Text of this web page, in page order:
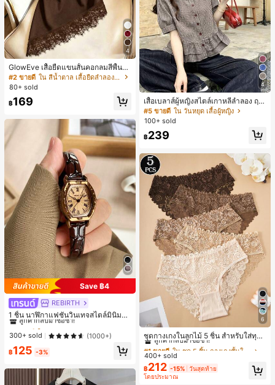
4
GlowEve เสื้อยืดแขนสั้นคอกลมสีพื้นลำ
ลองอเนกประสงค์สำหรับผู้หญิง
#2 ขายดี
ใน สีน้ำตาล เสื้อยืดลำลองพื้นฐาน
80+ sold
฿169
Save ฿4
REBIRTH
1 ชิ้น นาฬิกาแฟชั่นวินเทจสไตล์มินิมอล
เลขโรมันสำหรับผู้หญิง เหมาะสำหรับก
ารตกแต่งประจำวัน
#1 ขายดี
ลูกค้ากลับมาซื้อซ้ำ!
#1 ขายดี
ลูกค้ากลับมาซื้อซ้ำ!
#1 ขายดี
ลูกค้ากลับมาซื้อซ้ำ!
#1 ขายดี
ลูกค้ากลับมาซื้อซ้ำ!
300+ sold (1000+)
฿125 -3%
4
เสื้อเบลาส์ผู้หญิงสไตล์เกาหลีลำลอง ฤดู
ใบไม้ผลิ/ฤดูร้อนใหม่ ชายระบาย ชิคแล
ะหรูหรา
#5 ขายดี ใน วันหยุด เสื้อผู้หญิง
100+ sold
฿239
6
ชุดกางเกงในลูกไม้ 5 ชิ้น สำหรับใส่ทุกวั
น
#1 ขายดี
ลูกค้ากลับมาซื้อซ้ำ!
#1 ขายดี
ลูกค้ากลับมาซื้อซ้ำ!
#1 ขายดี
ลูกค้ากลับมาซื้อซ้ำ!
#1 ขายดี
ลูกค้ากลับมาซื้อซ้ำ!
400+ sold
฿212 -15% วันสุดท้าย
โดยประมาณ